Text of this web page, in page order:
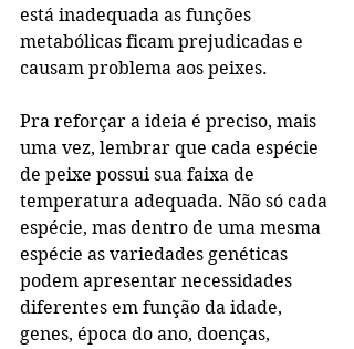
está inadequada as funções
metabólicas ficam prejudicadas e
causam problema aos peixes.
Pra reforçar a ideia é preciso, mais
uma vez, lembrar que cada espécie
de peixe possui sua faixa de
temperatura adequada. Não só cada
espécie, mas dentro de uma mesma
espécie as variedades genéticas
podem apresentar necessidades
diferentes em função da idade,
genes, época do ano, doenças,